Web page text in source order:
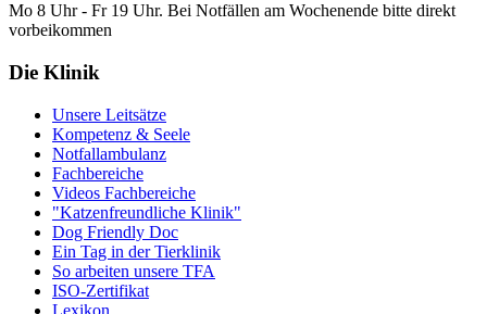
Mo 8 Uhr - Fr 19 Uhr. Bei Notfällen am Wochenende bitte direkt
vorbeikommen
Die Klinik
Unsere Leitsätze
Kompetenz & Seele
Notfallambulanz
Fachbereiche
Videos Fachbereiche
"Katzenfreundliche Klinik"
Dog Friendly Doc
Ein Tag in der Tierklinik
So arbeiten unsere TFA
ISO-Zertifikat
Lexikon